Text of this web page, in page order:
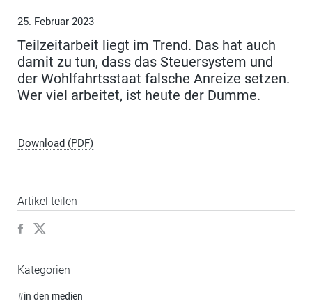
25. Februar 2023
Teilzeitarbeit liegt im Trend. Das hat auch
damit zu tun, dass das Steuersystem und
der Wohlfahrtsstaat falsche Anreize setzen.
Wer viel arbeitet, ist heute der Dumme.
Download (PDF)
Artikel teilen
Kategorien
#in den medien